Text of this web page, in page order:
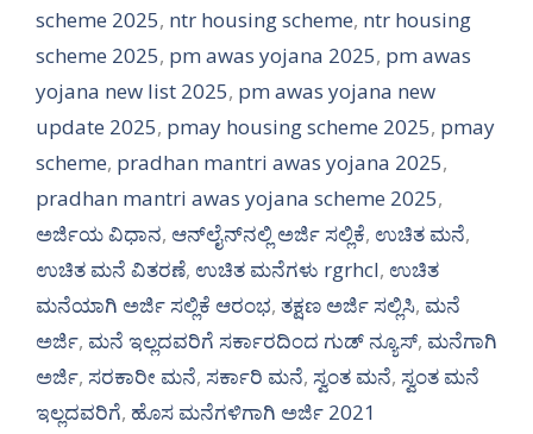
scheme 2025, ntr housing scheme, ntr housing
scheme 2025, pm awas yojana 2025, pm awas
yojana new list 2025, pm awas yojana new
update 2025, pmay housing scheme 2025, pmay
scheme, pradhan mantri awas yojana 2025,
pradhan mantri awas yojana scheme 2025,
ಅರ್ಜಿಯ ವಿಧಾನ, ಆನ್‍ಲೈನ್‍ನಲ್ಲಿ ಅರ್ಜಿ ಸಲ್ಲಿಕೆ, ಉಚಿತ ಮನೆ,
ಉಚಿತ ಮನೆ ವಿತರಣೆ, ಉಚಿತ ಮನೆಗಳು rgrhcl, ಉಚಿತ
ಮನೆಯಾಗಿ ಅರ್ಜಿ ಸಲ್ಲಿಕೆ ಆರಂಭ, ತಕ್ಷಣ ಅರ್ಜಿ ಸಲ್ಲಿಸಿ, ಮನೆ
ಅರ್ಜಿ, ಮನೆ ಇಲ್ಲದವರಿಗೆ ಸರ್ಕಾರದಿಂದ ಗುಡ್ ನ್ಯೂಸ್, ಮನೆಗಾಗಿ
ಅರ್ಜಿ, ಸರಕಾರೀ ಮನೆ, ಸರ್ಕಾರಿ ಮನೆ, ಸ್ವಂತ ಮನೆ, ಸ್ವಂತ ಮನೆ
ಇಲ್ಲದವರಿಗೆ, ಹೊಸ ಮನೆಗಳಿಗಾಗಿ ಅರ್ಜಿ 2021